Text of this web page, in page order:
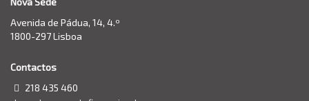
Avenida de Pádua, 14, 4.º
1800-297 Lisboa
Contactos
218 435 460